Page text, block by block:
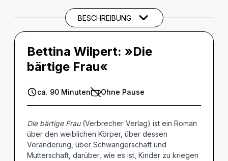
BESCHREIBUNG
Bettina Wilpert: »Die
bärtige Frau«
ca. 90 Minuten Ohne Pause
Die bärtige Frau (Verbrecher Verlag) ist ein Roman
über den weiblichen Körper, über dessen
Veränderung, über Schwangerschaft und
Mutterschaft, darüber, wie es ist, Kinder zu kriegen